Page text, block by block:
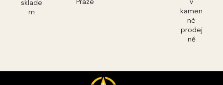
sklade
m
kamen
né
prodej
ně